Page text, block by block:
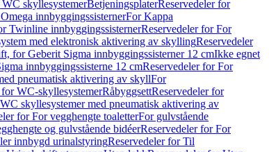
skyllesystemerBetjeningsplaterReservedeler for
innbyggingssisternerFor Kappa
Twinline innbyggingssisternerReservedeler for For
med elektronisk aktivering av skyllingReservedeler
for Geberit Sigma innbyggingssisterner 12 cmIkke egnet
innbyggingssisterne 12 cmReservedeler for For
pneumatisk aktivering av skyllFor
WC-skyllesystemerRåbyggsettReservedeler for
skyllesystemer med pneumatisk aktivering av
for For vegghengte toaletterFor gulvstående
og gulvstående bidéerReservedeler for For
innbygd urinalstyringReservedeler for Til